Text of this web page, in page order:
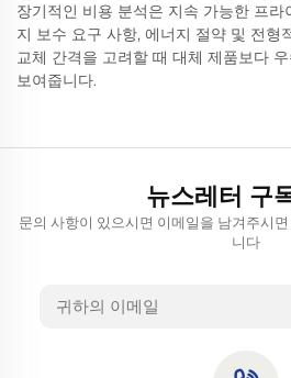
장기적인 비용 분석은 지속 가능한 프
지 보수 요구 사항, 에너지 절약 및 전형
교체 간격을 고려할 때 대체 제품보다
보여줍니다.
뉴스레터 구
문의 사항이 있으시면 이메일을 남겨주시
니다